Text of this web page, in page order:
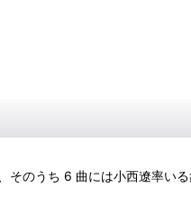
のうち 6 曲には⼩⻄遼率い